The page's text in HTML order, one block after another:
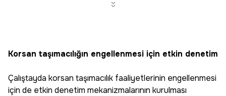
Korsan taşımacılığın engellenmesi için etkin denetim
Çalıştayda korsan taşımacılık faaliyetlerinin engellenmesi
için de etkin denetim mekanizmalarının kurulması